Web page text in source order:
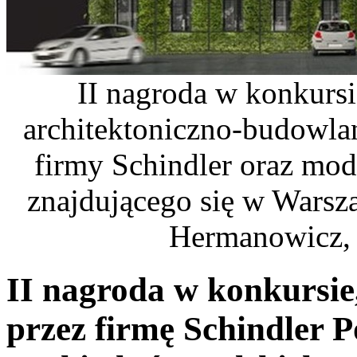
II nagroda w
architektoniczno-
firmy Schindler oraz
znajdującego się w
II nagroda w
przez firmę Schindler